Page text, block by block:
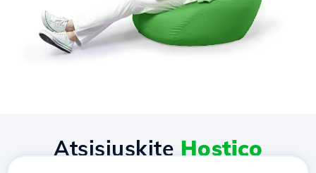
Atsisiųskite Hostico